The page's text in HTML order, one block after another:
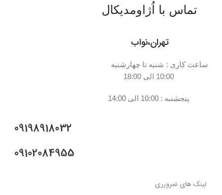
تماس با اُژاومدیکال
تهران،نواب
ساعت کاری : شنبه تا چهارشنبه
پنجشنبه : 10:00 الی 14:00
09198918032
09102084955
لینک های ضرورری